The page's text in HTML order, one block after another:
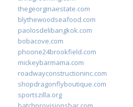
thegeorginaestate.com
blythewoodseafood.com
paolosdelibangkok.com
bobacove.com
phoone24brookfield.com
mickeybarmama.com
roadwayconstructioninc.com
shopdragonflyboutique.com
sportszilla.org